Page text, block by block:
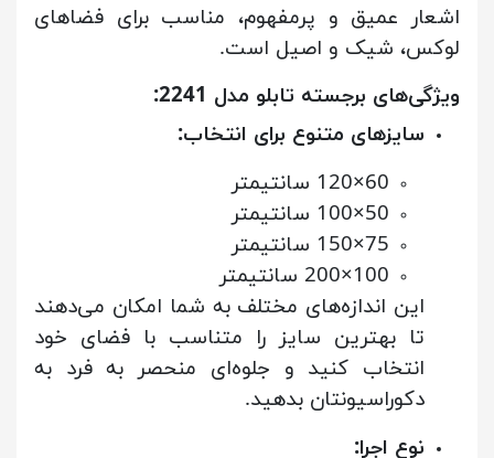
اشعار عمیق و پرمفهوم، مناسب برای فضاهای
لوکس، شیک و اصیل است.
ویژگی‌های برجسته تابلو مدل 2241:
سایزهای متنوع برای انتخاب:
60×120 سانتیمتر
50×100 سانتیمتر
75×150 سانتیمتر
100×200 سانتیمتر
این اندازه‌های مختلف به شما امکان می‌دهند
تا بهترین سایز را متناسب با فضای خود
انتخاب کنید و جلوه‌ای منحصر به فرد به
دکوراسیونتان بدهید.
نوع اجرا: